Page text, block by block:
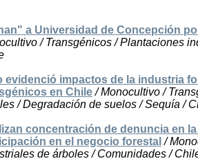
a Universidad de Concepción
/ Transgénicos / Plantaciones
evidenció impactos de la industria
en Chile/ Monocultivo /
/ Degradación de suelos / Sequía /
concentración de denuncia en
en el negocio forestal /
de árboles / Comunidades /